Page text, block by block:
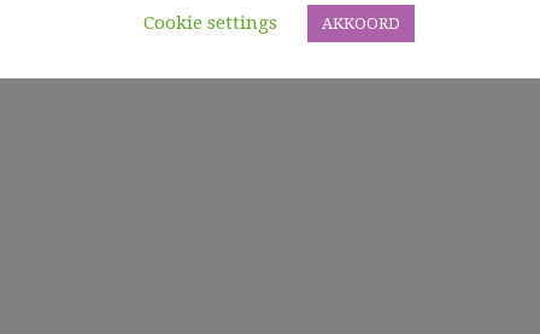
Cookie settings
AKKOORD